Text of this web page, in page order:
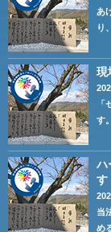
あ
り
現
す
ハ
す
当
め